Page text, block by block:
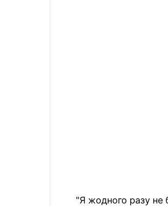
"Я жодного разу не